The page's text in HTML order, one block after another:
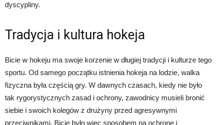
dyscypliny.
Tradycja i kultura hokeja
Bicie w hokeju ma swoje korzenie w długiej tradycji i kulturze tego
sportu. Od samego początku istnienia hokeja na lodzie, walka
fizyczna była częścią gry. W dawnych czasach, kiedy nie było
tak rygorystycznych zasad i ochrony, zawodnicy musieli bronić
siebie i swoich kolegów z drużyny przed agresywnymi
przeciwnikami. Bicie było więc sposobem na ochronę i